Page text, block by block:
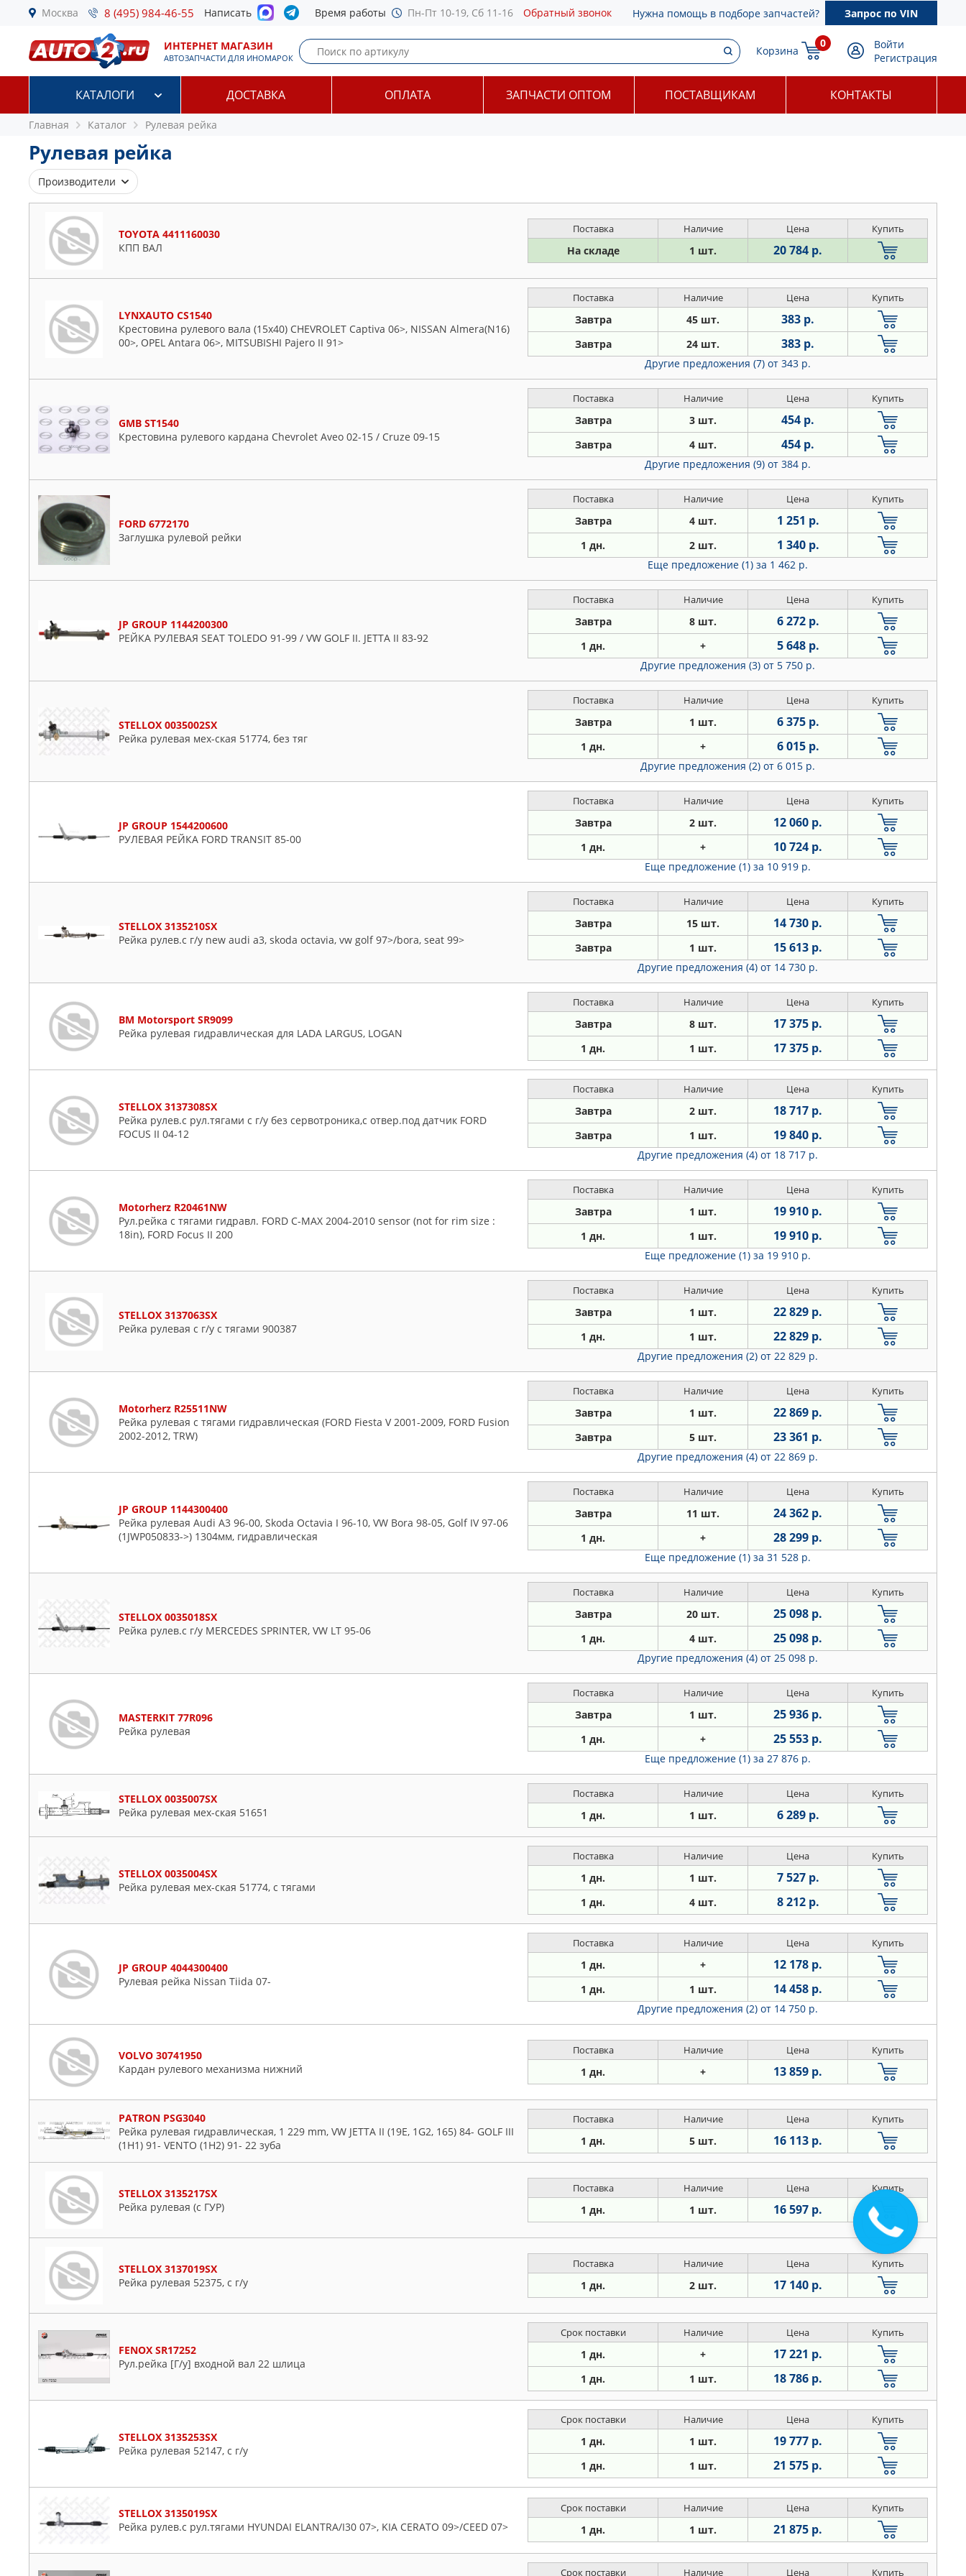
Москва 8 (495) 984-46-55 Написать Время работы Пн-Пт 10-19, Сб 11-16 Обратный звонок Нужна помощь в подборе запчастей? Запрос по VIN
ИНТЕРНЕТ МАГАЗИН
АВТОЗАПЧАСТИ ДЛЯ ИНОМАРОК
Корзина
0
Войти
Регистрация
КАТАЛОГИ ДОСТАВКА ОПЛАТА ЗАПЧАСТИ ОПТОМ ПОСТАВЩИКАМ КОНТАКТЫ
Главная Каталог Рулевая рейка
Рулевая рейка
Производители
AMD
AVANTECH
BM MOTORSPORT
BMW
DJB
FEBEST
FENOX
GANZ
GENERAL RICAMBI
HYUNDAI-KIA
JAGUAR
JP GROUP
KIA
KORTEX
KRAUF
MASTERKIT
MOTORHERZ
OSSCA
STELLOX
VIKA
TOYOTA 4411160030
КПП ВАЛ
Поставка Наличие Цена Купить
На складе 1 шт. 20 784 р.
LYNXAUTO CS1540
Крестовина рулевого вала (15x40) CHEVROLET Captiva 06>, NISSAN Almera(N16)
00>, OPEL Antara 06>, MITSUBISHI Pajero II 91>
Поставка Наличие Цена Купить
Завтра 45 шт. 383 р.
Завтра 24 шт. 383 р.
Другие предложения (7) от 343 р.
GMB ST1540
Крестовина рулевого кардана Chevrolet Aveo 02-15 / Cruze 09-15
Поставка Наличие Цена Купить
Завтра 3 шт. 454 р.
Завтра 4 шт. 454 р.
Другие предложения (9) от 384 р.
FORD 6772170
Заглушка рулевой рейки
Поставка Наличие Цена Купить
Завтра 4 шт. 1 251 р.
1 дн. 2 шт. 1 340 р.
Еще предложение (1) за 1 462 р.
JP GROUP 1144200300
РЕЙКА РУЛЕВАЯ SEAT TOLEDO 91-99 / VW GOLF II. JETTA II 83-92
Поставка Наличие Цена Купить
Завтра 8 шт. 6 272 р.
1 дн. + 5 648 р.
Другие предложения (3) от 5 750 р.
STELLOX 0035002SX
Рейка рулевая мех-ская 51774, без тяг
Поставка Наличие Цена Купить
Завтра 1 шт. 6 375 р.
1 дн. + 6 015 р.
Другие предложения (2) от 6 015 р.
JP GROUP 1544200600
РУЛЕВАЯ РЕЙКА FORD TRANSIT 85-00
Поставка Наличие Цена Купить
Завтра 2 шт. 12 060 р.
1 дн. + 10 724 р.
Еще предложение (1) за 10 919 р.
STELLOX 3135210SX
Рейка рулев.с г/у new audi a3, skoda octavia, vw golf 97>/bora, seat 99>
Поставка Наличие Цена Купить
Завтра 15 шт. 14 730 р.
Завтра 1 шт. 15 613 р.
Другие предложения (4) от 14 730 р.
BM Motorsport SR9099
Рейка рулевая гидравлическая для LADA LARGUS, LOGAN
Поставка Наличие Цена Купить
Завтра 8 шт. 17 375 р.
1 дн. 1 шт. 17 375 р.
STELLOX 3137308SX
Рейка рулев.с рул.тягами с г/у без сервотроника,с отвер.под датчик FORD
FOCUS II 04-12
Поставка Наличие Цена Купить
Завтра 2 шт. 18 717 р.
Завтра 1 шт. 19 840 р.
Другие предложения (4) от 18 717 р.
Motorherz R20461NW
Рул.рейка с тягами гидравл. FORD C-MAX 2004-2010 sensor (not for rim size :
18in), FORD Focus II 200
Поставка Наличие Цена Купить
Завтра 1 шт. 19 910 р.
1 дн. 1 шт. 19 910 р.
Еще предложение (1) за 19 910 р.
STELLOX 3137063SX
Рейка рулевая с г/у с тягами 900387
Поставка Наличие Цена Купить
Завтра 1 шт. 22 829 р.
1 дн. 1 шт. 22 829 р.
Другие предложения (2) от 22 829 р.
Motorherz R25511NW
Рейка рулевая с тягами гидравлическая (FORD Fiesta V 2001-2009, FORD Fusion
2002-2012, TRW)
Поставка Наличие Цена Купить
Завтра 1 шт. 22 869 р.
Завтра 5 шт. 23 361 р.
Другие предложения (4) от 22 869 р.
JP GROUP 1144300400
Рейка рулевая Audi A3 96-00, Skoda Octavia I 96-10, VW Bora 98-05, Golf IV 97-06
(1JWP050833->) 1304мм, гидравлическая
Поставка Наличие Цена Купить
Завтра 11 шт. 24 362 р.
1 дн. + 28 299 р.
Еще предложение (1) за 31 528 р.
STELLOX 0035018SX
Рейка рулев.с г/у MERCEDES SPRINTER, VW LT 95-06
Поставка Наличие Цена Купить
Завтра 20 шт. 25 098 р.
1 дн. 4 шт. 25 098 р.
Другие предложения (4) от 25 098 р.
MASTERKIT 77R096
Рейка рулевая
Поставка Наличие Цена Купить
Завтра 1 шт. 25 936 р.
1 дн. + 25 553 р.
Еще предложение (1) за 27 876 р.
STELLOX 0035007SX
Рейка рулевая мех-ская 51651
Поставка Наличие Цена Купить
1 дн. 1 шт. 6 289 р.
STELLOX 0035004SX
Рейка рулевая мех-ская 51774, с тягами
Поставка Наличие Цена Купить
1 дн. 1 шт. 7 527 р.
1 дн. 4 шт. 8 212 р.
JP GROUP 4044300400
Рулевая рейка Nissan Tiida 07-
Поставка Наличие Цена Купить
1 дн. + 12 178 р.
1 дн. 1 шт. 14 458 р.
Другие предложения (2) от 14 750 р.
VOLVO 30741950
Кардан рулевого механизма нижний
Поставка Наличие Цена Купить
1 дн. + 13 859 р.
PATRON PSG3040
Рейка рулевая гидравлическая, 1 229 mm, VW JETTA II (19E, 1G2, 165) 84- GOLF III
(1H1) 91- VENTO (1H2) 91- 22 зуба
Поставка Наличие Цена Купить
1 дн. 5 шт. 16 113 р.
STELLOX 3135217SX
Рейка рулевая (с ГУР)
Поставка Наличие Цена Купить
1 дн. 1 шт. 16 597 р.
STELLOX 3137019SX
Рейка рулевая 52375, с г/у
Поставка Наличие Цена Купить
1 дн. 2 шт. 17 140 р.
FENOX SR17252
Рул.рейка [Г/у] входной вал 22 шлица
Срок поставки Наличие Цена Купить
1 дн. + 17 221 р.
1 дн. 1 шт. 18 786 р.
STELLOX 3135253SX
Рейка рулевая 52147, с г/у
Срок поставки Наличие Цена Купить
1 дн. 1 шт. 19 777 р.
1 дн. 1 шт. 21 575 р.
STELLOX 3135019SX
Рейка рулев.с рул.тягами HYUNDAI ELANTRA/I30 07>, KIA CERATO 09>/CEED 07>
Срок поставки Наличие Цена Купить
1 дн. 1 шт. 21 875 р.
Срок поставки Наличие Цена Купить